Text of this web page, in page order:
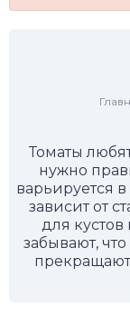
Томаты
нужно
варьируется
зависит от
для
забывают,